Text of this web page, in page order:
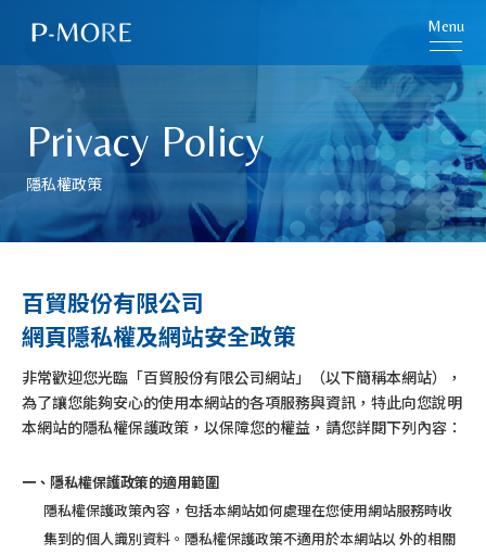
Menu
Privacy Policy
隱私權政策
百貿股份有限公司
網頁隱私權及網站安全政策
非常歡迎您光臨「百貿股份有限公司網站」（以下簡稱本網站），
為了讓您能夠安心的使用本網站的各項服務與資訊，特此向您說明
本網站的隱私權保護政策，以保障您的權益，請您詳閱下列內容：
一、隱私權保護政策的適用範圍
隱私權保護政策內容，包括本網站如何處理在您使用網站服務時收
集到的個人識別資料。隱私權保護政策不適用於本網站以 外的相關